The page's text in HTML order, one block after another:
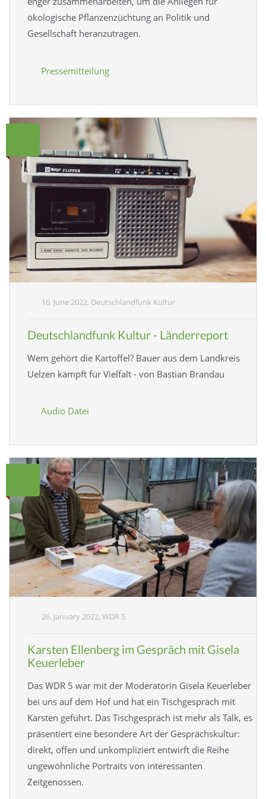
ökologische Pflanzenzüchtung an Politik und
Gesellschaft heranzutragen.
Pressemitteilung
16. June 2022, Deutschlandfunk Kultur
Deutschlandfunk Kultur - Länderreport
Wem gehört die Kartoffel? Bauer aus dem Landkreis
Uelzen kämpft für Vielfalt - von Bastian Brandau
Audio Datei
26. January 2022, WDR 5
Karsten Ellenberg im Gespräch mit Gisela
Keuerleber
Das WDR 5 war mit der Moderatorin Gisela Keuerleber
bei uns auf dem Hof und hat ein Tischgespräch mit
Karsten geführt. Das Tischgespräch ist mehr als Talk, es
präsentiert eine besondere Art der Gesprächskultur:
direkt, offen und unkompliziert entwirft die Reihe
ungewöhnliche Portraits von interessanten
Zeitgenossen.